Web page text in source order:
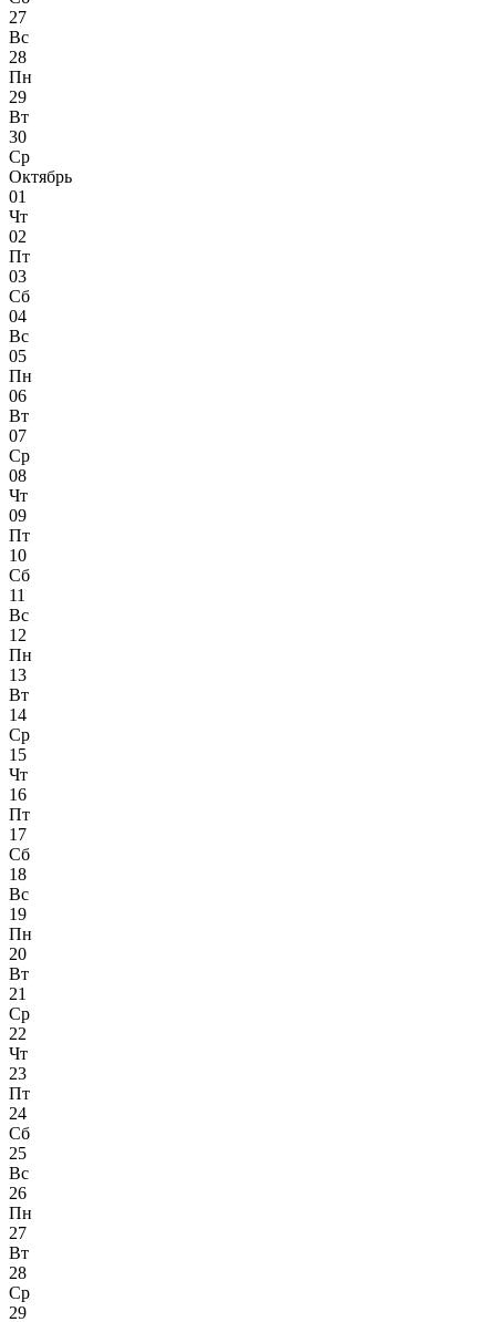
27
Вс
28
Пн
29
Вт
30
Ср
Октябрь
01
Чт
02
Пт
03
Сб
04
Вс
05
Пн
06
Вт
07
Ср
08
Чт
09
Пт
10
Сб
11
Вс
12
Пн
13
Вт
14
Ср
15
Чт
16
Пт
17
Сб
18
Вс
19
Пн
20
Вт
21
Ср
22
Чт
23
Пт
24
Сб
25
Вс
26
Пн
27
Вт
28
Ср
29